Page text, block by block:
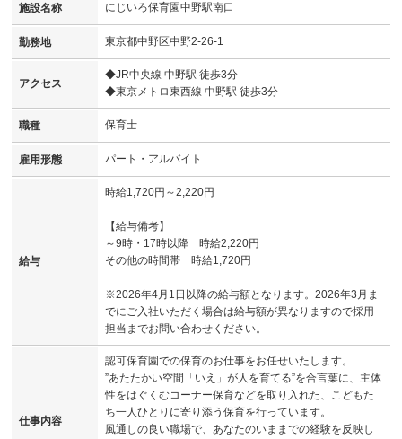
施設名称 にじいろ保育園中野駅南口
勤務地 東京都中野区中野2-26-1
アクセス
◆JR中央線 中野駅 徒歩3分
◆東京メトロ東西線 中野駅 徒歩3分
職種 保育士
雇用形態 パート・アルバイト
給与
時給1,720円～2,220円
【給与備考】
～9時・17時以降 時給2,220円
その他の時間帯 時給1,720円
※2026年4月1日以降の給与額となります。2026年3月ま
でにご入社いただく場合は給与額が異なりますので採用
担当までお問い合わせください。
仕事内容
認可保育園での保育のお仕事をお任せいたします。
”あたたかい空間「いえ」が人を育てる”を合言葉に、主体
性をはぐくむコーナー保育などを取り入れた、こどもた
ち一人ひとりに寄り添う保育を行っています。
風通しの良い職場で、あなたのいままでの経験を反映し